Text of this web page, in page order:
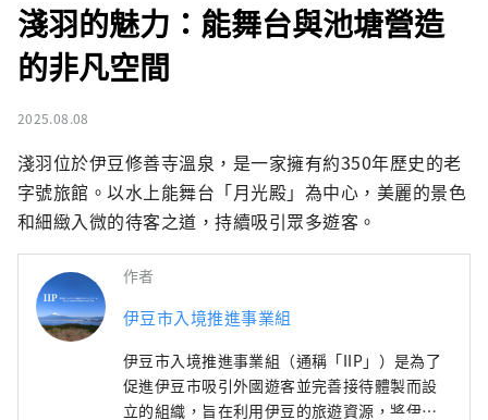
淺羽的魅力：能舞台與池塘營造
的非凡空間
2025.08.08
淺羽位於伊豆修善寺溫泉，是一家擁有約350年歷史的老
字號旅館。以水上能舞台「月光殿」為中心，美麗的景色
和細緻入微的待客之道，持續吸引眾多遊客。
作者
伊豆市入境推進事業組
伊豆市入境推進事業組（通稱「IIP」）是為了
促進伊豆市吸引外國遊客並完善接待體製而設
立的組織，旨在利用伊豆的旅遊資源，將伊豆